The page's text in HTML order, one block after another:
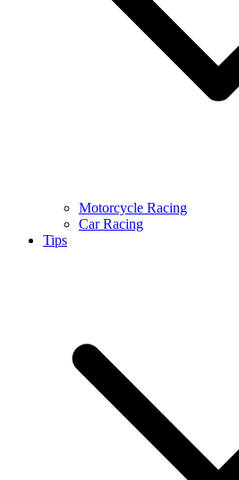
Motorcycle Racing
Car Racing
Tips